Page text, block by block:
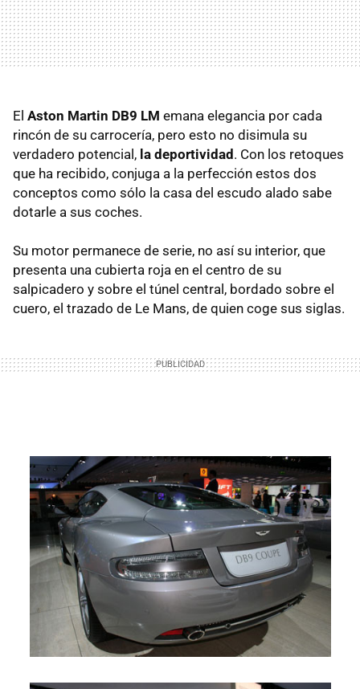
El Aston Martin DB9 LM emana elegancia por cada
rincón de su carrocería, pero esto no disimula su
verdadero potencial, la deportividad . Con los retoques
que ha recibido, conjuga a la perfección estos dos
conceptos como sólo la casa del escudo alado sabe
dotarle a sus coches.
Su motor permanece de serie, no así su interior, que
presenta una cubierta roja en el centro de su
salpicadero y sobre el túnel central, bordado sobre el
cuero, el trazado de Le Mans, de quien coge sus siglas.